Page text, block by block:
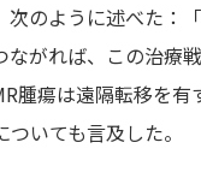
のように述べた：
がれば、この治療
腫瘍は遠隔転移を
いても言及した。